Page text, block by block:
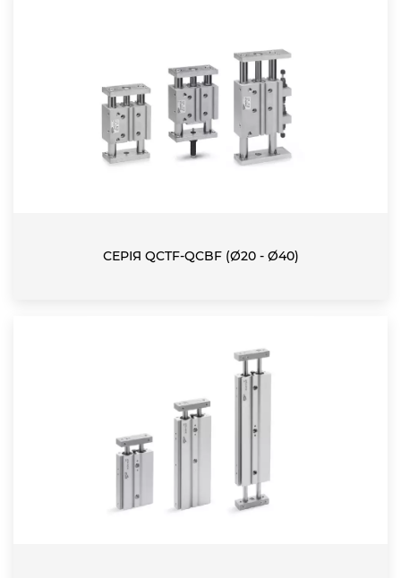
СЕРІЯ QCTF-QCBF (Ø20 - Ø40)